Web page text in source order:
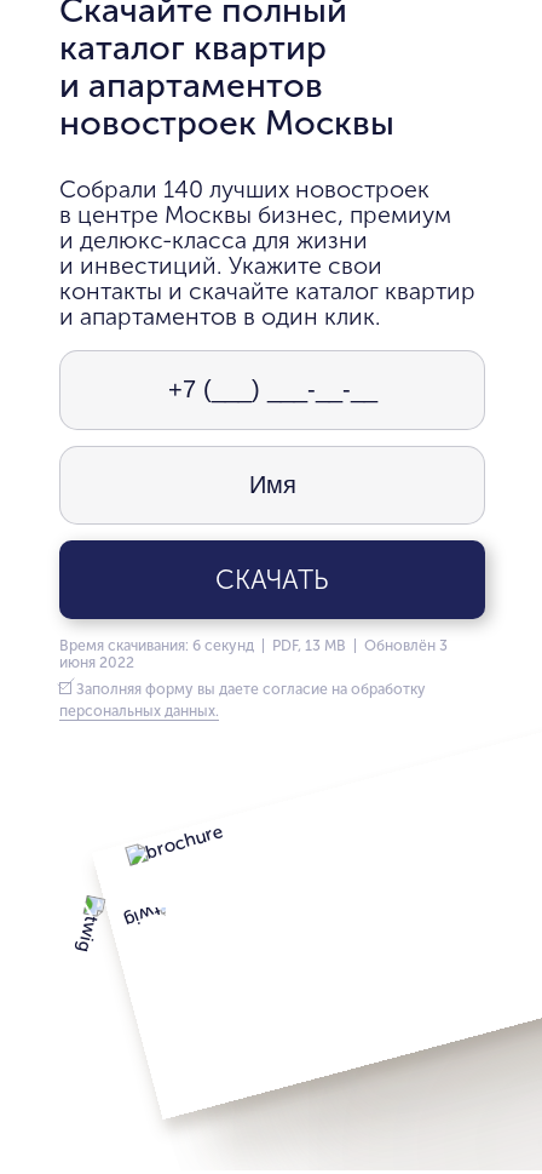
Скачайте полный
каталог квартир
и апартаментов
новостроек Москвы
Собрали 140 лучших новостроек
в центре Москвы бизнес, премиум
и делюкс-класса для жизни
и инвестиций. Укажите свои
контакты и скачайте каталог квартир
и апартаментов в один клик.
СКАЧАТЬ
Время скачивания: 6 секунд | PDF, 13 MB | Обновлён 3
июня 2022
Заполняя форму вы даете согласие на обработку
персональных данных.